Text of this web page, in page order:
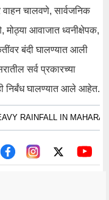
चालवणे, सार्वजनिक
आवाजात ध्वनीक्षेपक,
बंदी घालण्यात आली
सर्व प्रकारच्या
निर्बंध घालण्यात आले आहेत.
RAINFALL IN